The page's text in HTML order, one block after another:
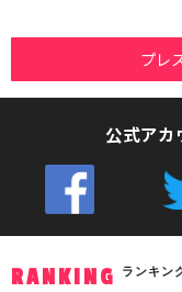
プレ
公式アカ
RANKING ランキン